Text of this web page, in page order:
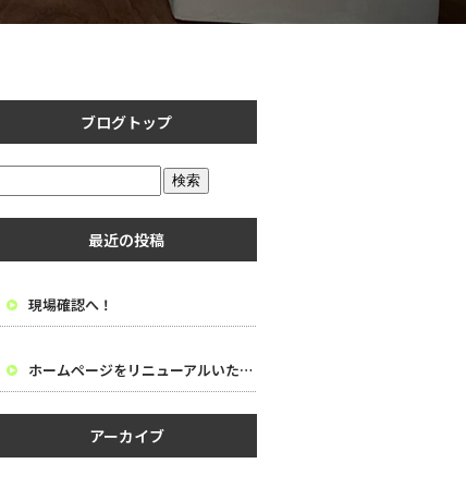
ブログトップ
最近の投稿
現場確認へ！
ホームページをリニューアルいたしました。
アーカイブ